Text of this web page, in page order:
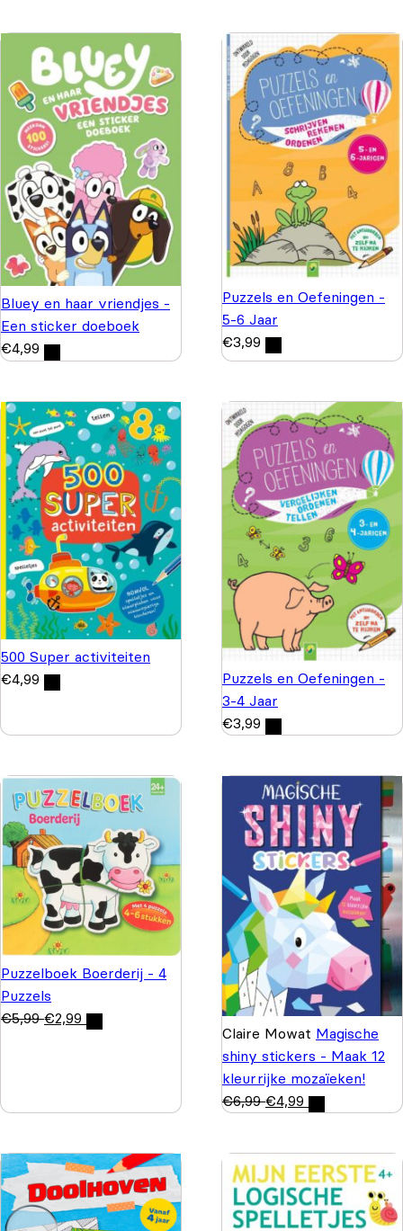
Bluey en haar vriendjes -
Een sticker doeboek
€4,99
Puzzels en Oefeningen -
5-6 Jaar
€3,99
500 Super activiteiten
€4,99
Puzzels en Oefeningen -
3-4 Jaar
€3,99
Puzzelboek Boerderij - 4
Puzzels
€5,99 €2,99
Claire Mowat Magische
shiny stickers - Maak 12
kleurrijke mozaïeken!
€6,99 €4,99